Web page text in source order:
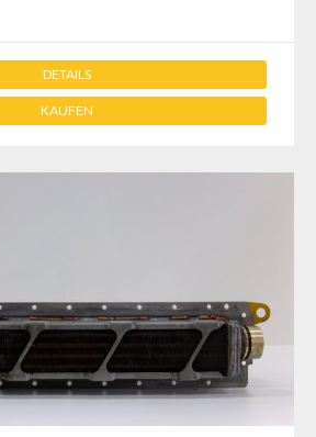
DETAILS
KAUFEN